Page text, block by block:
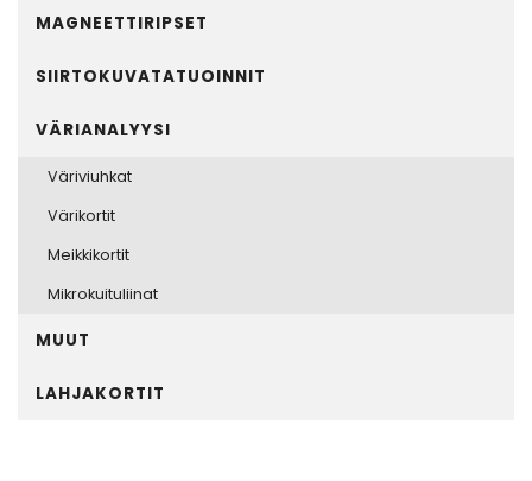
MAGNEETTIRIPSET
SIIRTOKUVATATUOINNIT
VÄRIANALYYSI
Väriviuhkat
Värikortit
Meikkikortit
Mikrokuituliinat
MUUT
LAHJAKORTIT